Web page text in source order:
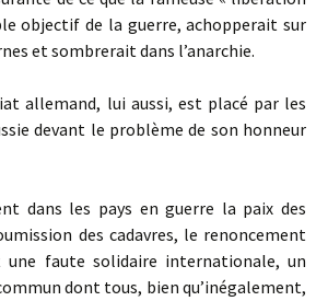
objectif de la guerre, achopperait sur
et sombrerait dans l’anarchie.
allemand, lui aussi, est placé par les
devant le problème de son honneur
dans les pays en guerre la paix des
des cadavres, le renoncement
faute solidaire internationale, un
dont tous, bien qu’inégalement,